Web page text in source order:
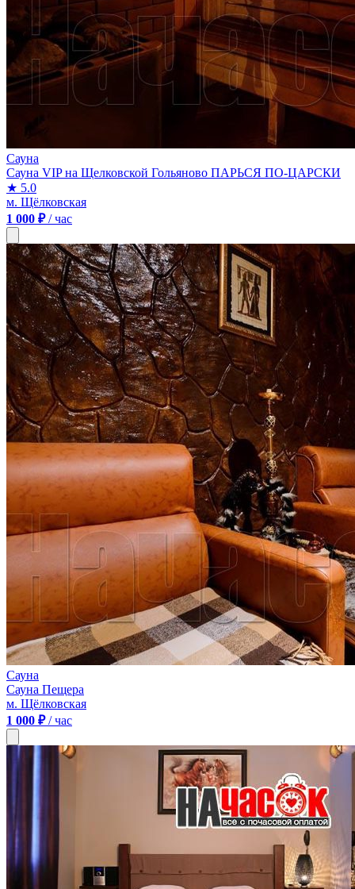
Сауна
Сауна VIP на Щелковской Гольяново ПАРЬСЯ ПО-ЦАРСКИ
★ 5.0
м. Щёлковская
1 000 ₽/ час
Сауна
Сауна Пещера
м. Щёлковская
1 000 ₽/ час